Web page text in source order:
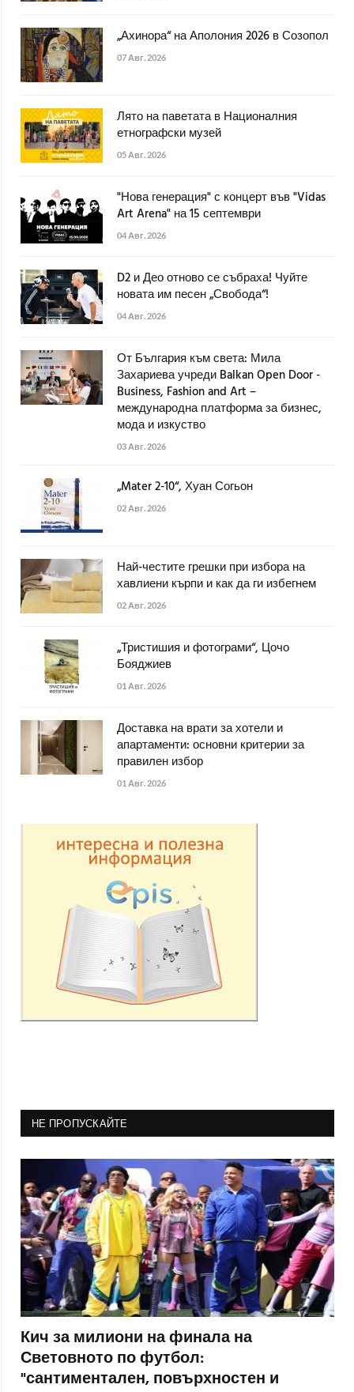
„Ахинора“ на Аполония 2026 в Созопол
07 Авг. 2026
Лято на паветата в Националния
етнографски музей
05 Авг. 2026
"Нова генерация" с концерт във "Vidas
Art Arena" на 15 септември
04 Авг. 2026
D2 и Део отново се събраха! Чуйте
новата им песен „Свобода“!
04 Авг. 2026
От България към света: Мила
Захариева учреди Balkan Open Door -
Business, Fashion and Art –
международна платформа за бизнес,
мода и изкуство
03 Авг. 2026
„Mater 2-10“, Хуан Согьон
02 Авг. 2026
Най-честите грешки при избора на
хавлиени кърпи и как да ги избегнем
02 Авг. 2026
„Тристишия и фотограми“, Цочо
Бояджиев
01 Авг. 2026
Доставка на врати за хотели и
апартаменти: основни критерии за
правилен избор
01 Авг. 2026
НЕ ПРОПУСКАЙТЕ
Кич за милиони на финала на
Световното по футбол:
"сантиментален, повърхностен и